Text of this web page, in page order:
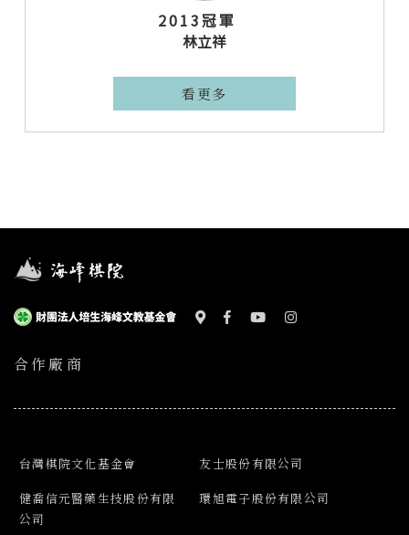
2013冠軍
林立祥
看更多
合作廠商
台灣棋院文化基金會
友士股份有限公司
健喬信元醫藥生技股份有限
公司
環旭電子股份有限公司